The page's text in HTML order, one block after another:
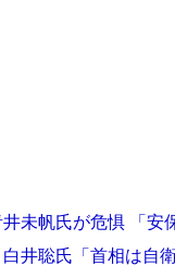
未帆氏が危惧 「安
井聡氏「首相は自